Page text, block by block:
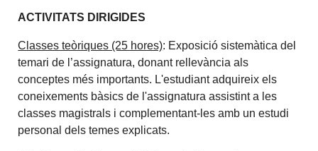
ACTIVITATS DIRIGIDES
Classes teòriques (25 hores): Exposició sistemàtica del
temari de l’assignatura, donant rellevància als
conceptes més importants. L'estudiant adquireix els
coneixements bàsics de l'assignatura assistint a les
classes magistrals i complementant-les amb un estudi
personal dels temes explicats.